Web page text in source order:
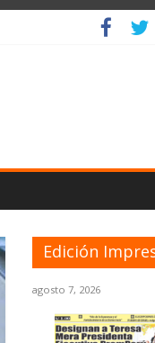
Edición
agosto 7, 2026